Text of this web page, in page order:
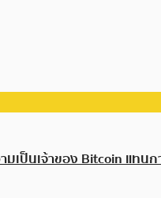
มเป็นเจ้าของ Bitcoin แทน